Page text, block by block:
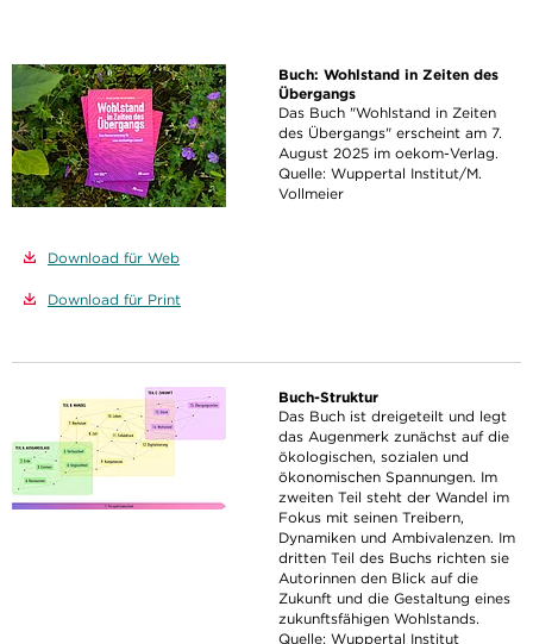
Buch: Wohlstand in Zeiten des
Übergangs
Das Buch "Wohlstand in Zeiten
des Übergangs" erscheint am 7.
August 2025 im oekom-Verlag.
Quelle: Wuppertal Institut/M.
Vollmeier
Download für Web
Download für Print
Buch-Struktur
Das Buch ist dreigeteilt und legt
das Augenmerk zunächst auf die
ökologischen, sozialen und
ökonomischen Spannungen. Im
zweiten Teil steht der Wandel im
Fokus mit seinen Treibern,
Dynamiken und Ambivalenzen. Im
dritten Teil des Buchs richten sie
Autorinnen den Blick auf die
Zukunft und die Gestaltung eines
zukunftsfähigen Wohlstands.
Quelle: Wuppertal Institut